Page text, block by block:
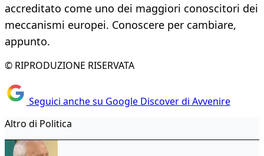
accreditato come uno dei maggiori conoscitori dei
meccanismi europei. Conoscere per cambiare,
appunto.
© RIPRODUZIONE RISERVATA
Seguici anche su Google Discover di Avvenire
Altro di Politica